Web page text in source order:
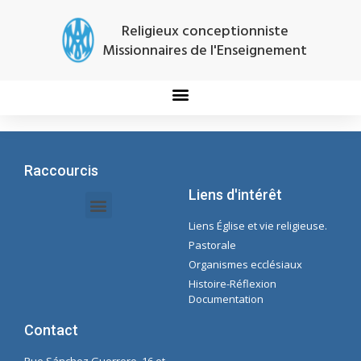
Religieux conceptionniste
Missionnaires de l'Enseignement
Raccourcis
Liens d'intérêt
Liens Église et vie religieuse.
Pastorale
Organismes ecclésiaux
Histoire-Réflexion
Documentation
Contact